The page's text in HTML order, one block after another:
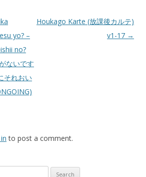
yo? –
no?
ないです
それおい
Houkago Karte (放課後カルテ)
v1-17 →
to post a comment.